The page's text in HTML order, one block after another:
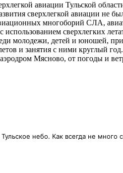
авиации Тульской
сверхлегкой авиации не
многоборий СЛА,
сверхлегких
молодежи, детей и юношей,
и занятия с ними круглый
Мясново, от погоды и
небо. Как всегда не